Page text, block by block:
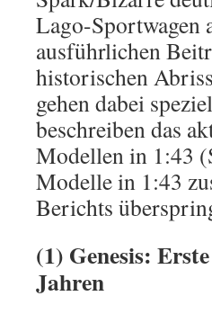
Lago-Sportwagen
ausführlichen
historischen
gehen dabei
beschreiben das
Modellen in 1:43
Modelle in 1:43
Berichts
(1) Genesis:
Jahren